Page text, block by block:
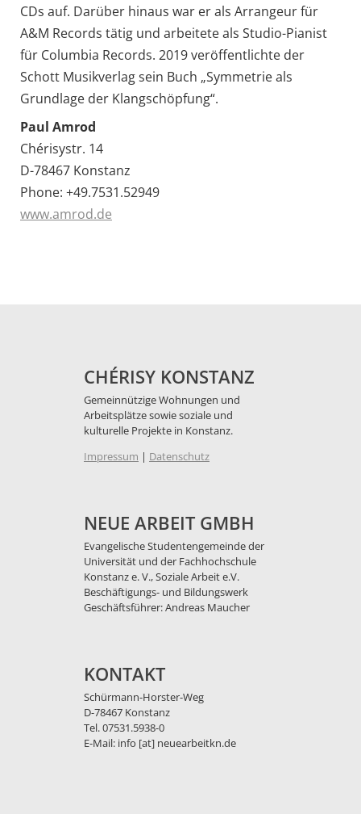
CDs auf. Darüber hinaus war er als Arrangeur für
A&M Records tätig und arbeitete als Studio-Pianist
für Columbia Records. 2019 veröffentlichte der
Schott Musikverlag sein Buch „Symmetrie als
Grundlage der Klangschöpfung“.
Paul Amrod
Chérisystr. 14
D-78467 Konstanz
Phone: +49.7531.52949
www.amrod.de
CHÉRISY KONSTANZ
Gemeinnützige Wohnungen und
Arbeitsplätze sowie soziale und
kulturelle Projekte in Konstanz.
Impressum | Datenschutz
NEUE ARBEIT GMBH
Evangelische Studentengemeinde der
Universität und der Fachhochschule
Konstanz e. V., Soziale Arbeit e.V.
Beschäftigungs- und Bildungswerk
Geschäftsführer: Andreas Maucher
KONTAKT
Schürmann-Horster-Weg
D-78467 Konstanz
Tel. 07531.5938-0
E-Mail: info [at] neuearbeitkn.de